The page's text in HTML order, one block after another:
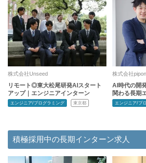
株式会社Unseed
リモート◎東大松尾研発AIスタート
アップ｜エンジニアインターン
エンジニア/プログラミング 東京都
株式会社pipon
AI時代の開
関わる長期
エンジニア/プ
積極採用中の長期インターン求人